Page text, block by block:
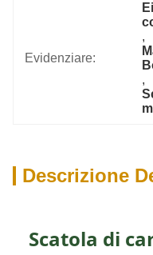
Evidenziare:
,
,
Descrizione
Scatola di